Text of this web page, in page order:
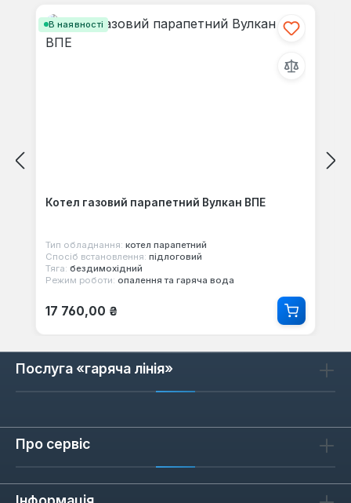
В наявності
Котел газовий парапетний Вулкан ВПЕ
Тип обладнання: котел парапетний
Спосіб встановлення: підлоговий
Тяга: бездимохідний
Режим роботи: опалення та гаряча вода
Звичайна ціна:
17 760,00 ₴
Послуга «гаряча лінія»
Про сервіс